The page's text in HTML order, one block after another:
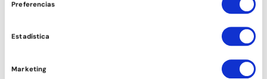
Preferencias
Estadística
Marketing